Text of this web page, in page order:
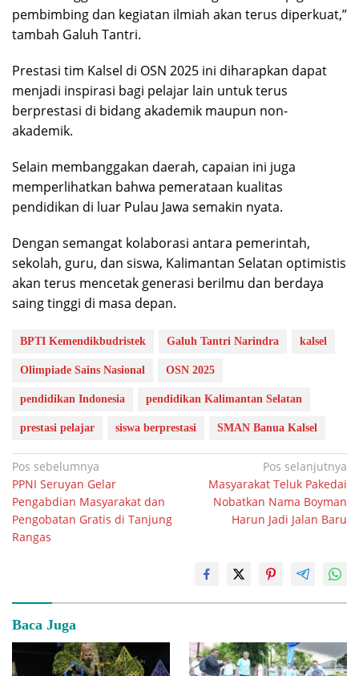
pembimbing dan kegiatan ilmiah akan terus diperkuat,”
tambah Galuh Tantri.
Prestasi tim Kalsel di OSN 2025 ini diharapkan dapat
menjadi inspirasi bagi pelajar lain untuk terus
berprestasi di bidang akademik maupun non-
akademik.
Selain membanggakan daerah, capaian ini juga
memperlihatkan bahwa pemerataan kualitas
pendidikan di luar Pulau Jawa semakin nyata.
Dengan semangat kolaborasi antara pemerintah,
sekolah, guru, dan siswa, Kalimantan Selatan optimistis
akan terus mencetak generasi berilmu dan berdaya
saing tinggi di masa depan.
BPTI Kemendikbudristek Galuh Tantri Narindra kalsel
Olimpiade Sains Nasional OSN 2025
pendidikan Indonesia pendidikan Kalimantan Selatan
prestasi pelajar siswa berprestasi SMAN Banua Kalsel
Navigasi
pos
Pos sebelumnya
PPNI Seruyan Gelar
Pengabdian Masyarakat dan
Pengobatan Gratis di Tanjung
Rangas
Pos selanjutnya
Masyarakat Teluk Pakedai
Nobatkan Nama Boyman
Harun Jadi Jalan Baru
Baca Juga